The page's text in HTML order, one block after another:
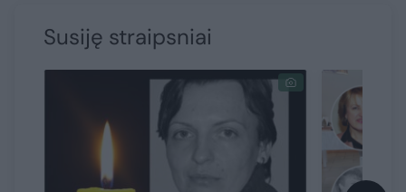
Susiję straipsniai